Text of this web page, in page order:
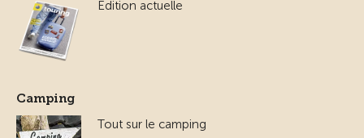
Edition actuelle
Camping
Tout sur le camping